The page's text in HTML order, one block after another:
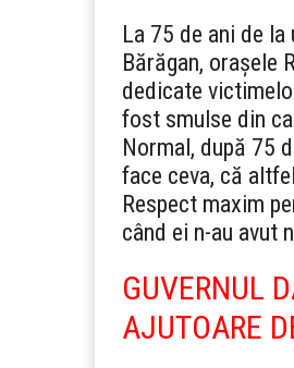
La 75 de ani de
Bărăgan, orașele
dedicate
fost smulse din
Normal, după 75
face ceva, că
Respect maxim
când ei n-au avut
GUVERNUL
AJUTOARE